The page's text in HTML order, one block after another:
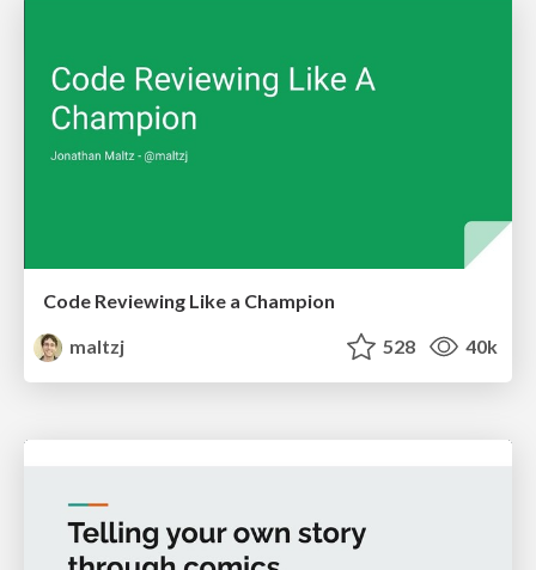
Code Reviewing Like a Champion
maltzj
528 40k